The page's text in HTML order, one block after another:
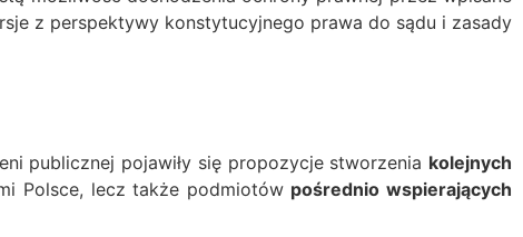
z perspektywy konstytucyjnego prawa do sądu i zasady
publicznej pojawiły się propozycje stworzenia kolejnych
Polsce, lecz także podmiotów pośrednio wspierających